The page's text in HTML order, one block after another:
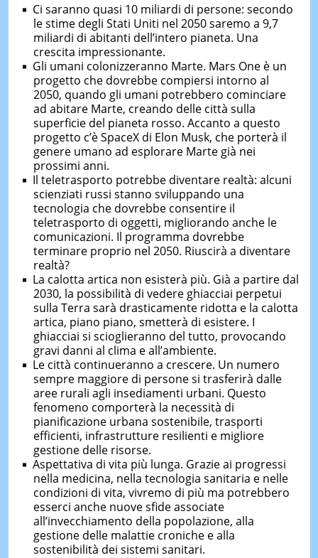
Ci saranno quasi 10 miliardi di persone: secondo
le stime degli Stati Uniti nel 2050 saremo a 9,7
miliardi di abitanti dell’intero pianeta. Una
crescita impressionante.
Gli umani colonizzeranno Marte. Mars One è un
progetto che dovrebbe compiersi intorno al
2050, quando gli umani potrebbero cominciare
ad abitare Marte, creando delle città sulla
superficie del pianeta rosso. Accanto a questo
progetto c’è SpaceX di Elon Musk, che porterà il
genere umano ad esplorare Marte già nei
prossimi anni.
Il teletrasporto potrebbe diventare realtà: alcuni
scienziati russi stanno sviluppando una
tecnologia che dovrebbe consentire il
teletrasporto di oggetti, migliorando anche le
comunicazioni. Il programma dovrebbe
terminare proprio nel 2050. Riuscirà a diventare
realtà?
La calotta artica non esisterà più. Già a partire dal
2030, la possibilità di vedere ghiacciai perpetui
sulla Terra sarà drasticamente ridotta e la calotta
artica, piano piano, smetterà di esistere. I
ghiacciai si scioglieranno del tutto, provocando
gravi danni al clima e all’ambiente.
Le città continueranno a crescere. Un numero
sempre maggiore di persone si trasferirà dalle
aree rurali agli insediamenti urbani. Questo
fenomeno comporterà la necessità di
pianificazione urbana sostenibile, trasporti
efficienti, infrastrutture resilienti e migliore
gestione delle risorse.
Aspettativa di vita più lunga. Grazie ai progressi
nella medicina, nella tecnologia sanitaria e nelle
condizioni di vita, vivremo di più ma potrebbero
esserci anche nuove sfide associate
all’invecchiamento della popolazione, alla
gestione delle malattie croniche e alla
sostenibilità dei sistemi sanitari.